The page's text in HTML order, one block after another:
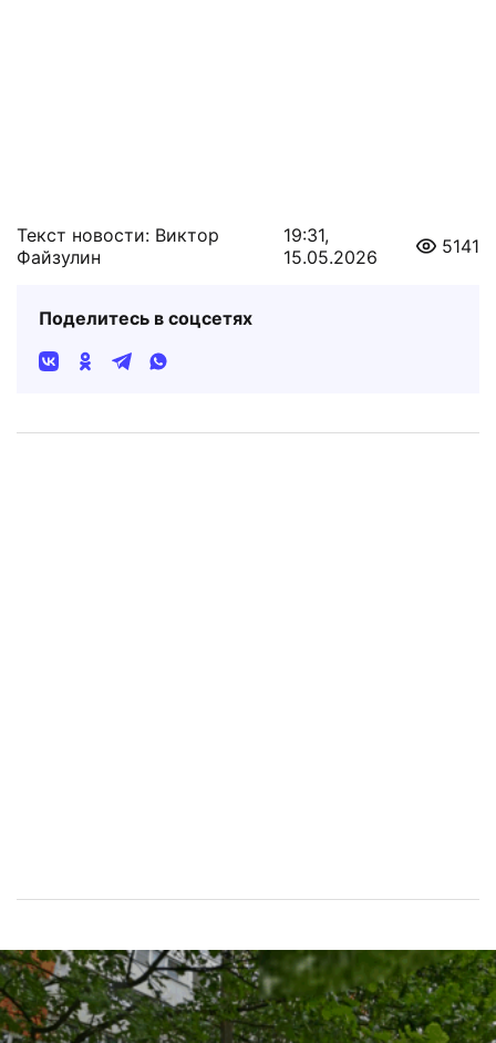
Текст новости: Виктор
Файзулин
19:31,
15.05.2026
5141
Поделитесь в соцсетях